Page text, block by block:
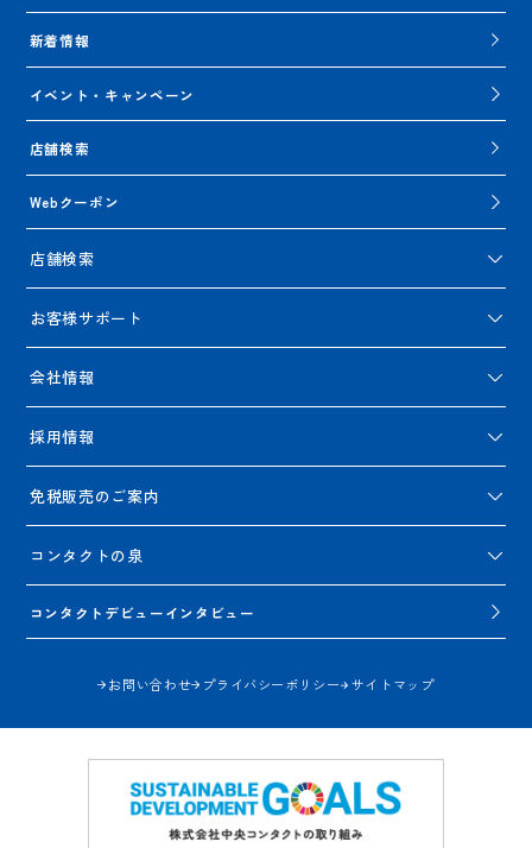
新着情報
イベント・キャンペーン
店舗検索
Webクーポン
店舗検索
お客様サポート
会社情報
採用情報
免税販売のご案内
コンタクトの泉
コンタクトデビューインタビュー
お問い合わせ プライバシーポリシー サイトマップ